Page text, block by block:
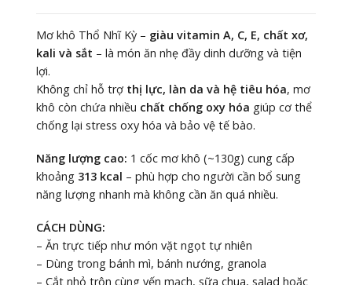
Mơ khô Thổ Nhĩ Kỳ – giàu vitamin A, C, E, chất xơ,
kali và sắt – là món ăn nhẹ đầy dinh dưỡng và tiện
lợi.
Không chỉ hỗ trợ thị lực, làn da và hệ tiêu hóa, mơ
khô còn chứa nhiều chất chống oxy hóa giúp cơ thể
chống lại stress oxy hóa và bảo vệ tế bào.
Năng lượng cao: 1 cốc mơ khô (~130g) cung cấp
khoảng 313 kcal – phù hợp cho người cần bổ sung
năng lượng nhanh mà không cần ăn quá nhiều.
CÁCH DÙNG:
– Ăn trực tiếp như món vặt ngọt tự nhiên
– Dùng trong bánh mì, bánh nướng, granola
– Cắt nhỏ trộn cùng yến mạch, sữa chua, salad hoặc